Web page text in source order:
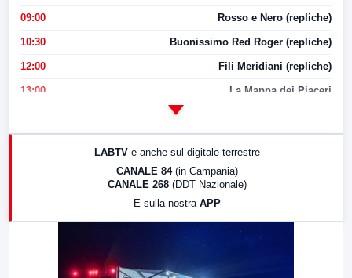
09:00 Rosso e Nero (repliche)
10:30 Buonissimo Red Roger (repliche)
12:00 Fili Meridiani (repliche)
13:00 La Mappa dei Piaceri
LABTV e anche sul digitale terrestre
CANALE 84 (in Campania)
CANALE 268 (DDT Nazionale)
E sulla nostra APP